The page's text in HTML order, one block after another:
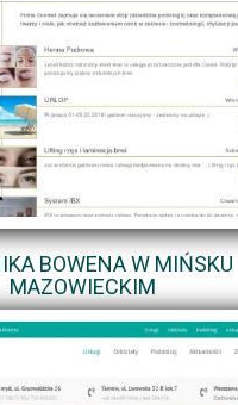
BOWENA W MIŃSKU
MAZOWIECKIM